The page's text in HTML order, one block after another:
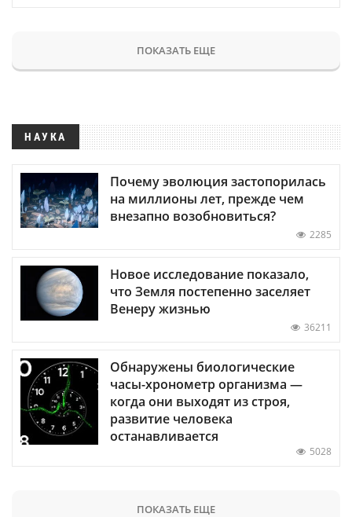
ПОКАЗАТЬ ЕЩЕ
НАУКА
Почему эволюция застопорилась
на миллионы лет, прежде чем
внезапно возобновиться?
2285
Новое исследование показало,
что Земля постепенно заселяет
Венеру жизнью
36211
Обнаружены биологические
часы-хронометр организма —
когда они выходят из строя,
развитие человека
останавливается
5028
ПОКАЗАТЬ ЕЩЕ